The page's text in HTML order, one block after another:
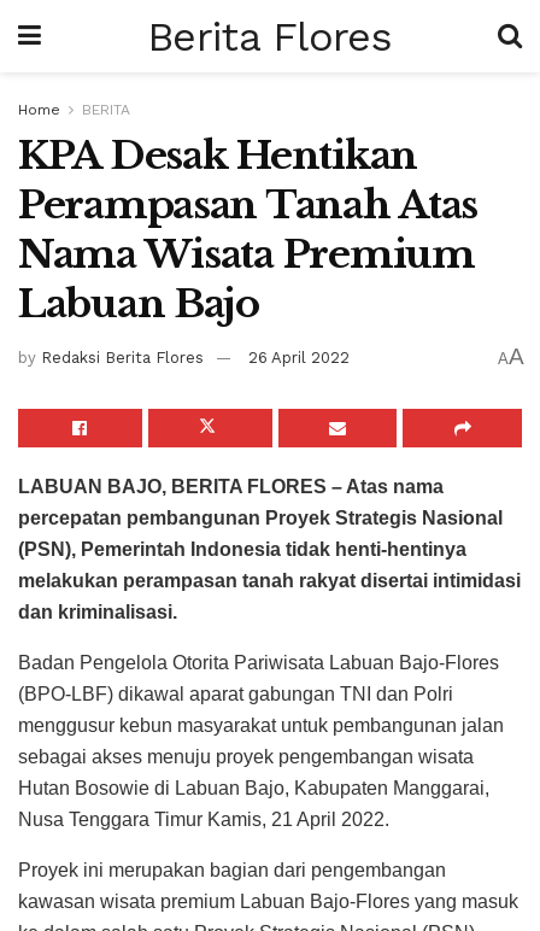
Berita Flores
Home BERITA
KPA Desak Hentikan
Perampasan Tanah Atas
Nama Wisata Premium
Labuan Bajo
by Redaksi Berita Flores 26 April 2022 AA
LABUAN BAJO, BERITA FLORES – Atas nama
percepatan pembangunan Proyek Strategis Nasional
(PSN), Pemerintah Indonesia tidak henti-hentinya
melakukan perampasan tanah rakyat disertai intimidasi
dan kriminalisasi.
Badan Pengelola Otorita Pariwisata Labuan Bajo-Flores
(BPO-LBF) dikawal aparat gabungan TNI dan Polri
menggusur kebun masyarakat untuk pembangunan jalan
sebagai akses menuju proyek pengembangan wisata
Hutan Bosowie di Labuan Bajo, Kabupaten Manggarai,
Nusa Tenggara Timur Kamis, 21 April 2022.
Proyek ini merupakan bagian dari pengembangan
kawasan wisata premium Labuan Bajo-Flores yang masuk